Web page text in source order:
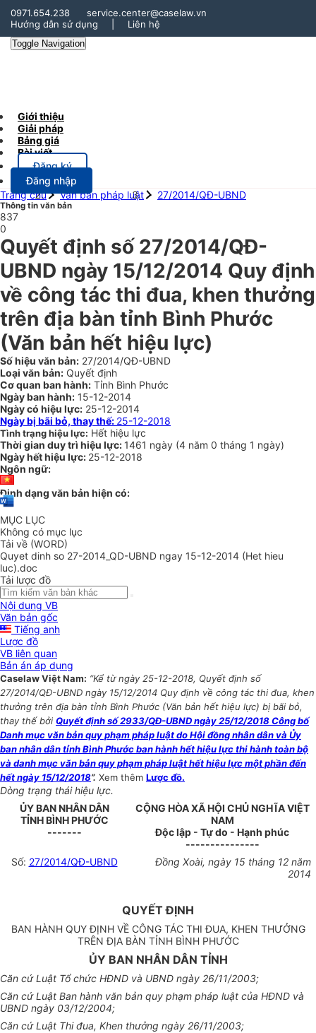
0971.654.238
service.center@caselaw.vn
Hướng dẫn sử dụng
Liên hệ
Toggle Navigation
Giới thiệu
Giải pháp
Bảng giá
Bài viết
Đăng ký
Đăng nhập
Trang chủ
Văn bản pháp luật 27/2014/QĐ-UBND
Thông tin văn bản
837
0
Quyết định số 27/2014/QĐ-
UBND ngày 15/12/2014 Quy định
về công tác thi đua, khen thưởng
trên địa bàn tỉnh Bình Phước
(Văn bản hết hiệu lực)
Số hiệu văn bản: 27/2014/QĐ-UBND
Loại văn bản: Quyết định
Cơ quan ban hành: Tỉnh Bình Phước
Ngày ban hành: 15-12-2014
Ngày có hiệu lực: 25-12-2014
Ngày bị bãi bỏ, thay thế: 25-12-2018
Tình trạng hiệu lực: Hết hiệu lực
Thời gian duy trì hiệu lực: 1461 ngày (4 năm 0 tháng 1 ngày)
Ngày hết hiệu lực: 25-12-2018
Ngôn ngữ:
Định dạng văn bản hiện có:
MỤC LỤC
Không có mục lục
Tải về (WORD)
Quyet dinh so 27-2014_QD-UBND ngay 15-12-2014 (Het hieu
luc).doc
Tải lược đồ
Nội dung VB
Văn bản gốc
Tiếng anh
Lược đồ
VB liên quan
Bản án áp dụng
Caselaw Việt Nam: “Kể từ ngày 25-12-2018, Quyết định số
27/2014/QĐ-UBND ngày 15/12/2014 Quy định về công tác thi đua, khen
thưởng trên địa bàn tỉnh Bình Phước (Văn bản hết hiệu lực) bị bãi bỏ,
thay thế bởi Quyết định số 2933/QĐ-UBND ngày 25/12/2018 Công bố
Danh mục văn bản quy phạm pháp luật do Hội đồng nhân dân và Ủy
ban nhân dân tỉnh Bình Phước ban hành hết hiệu lực thi hành toàn bộ
và danh mục văn bản quy phạm pháp luật hết hiệu lực một phần đến
hết ngày 15/12/2018”. Xem thêm Lược đồ.
Dòng trạng thái hiệu lực.
ỦY BAN NHÂN DÂN
TỈNH BÌNH PHƯỚC
-------
CỘNG HÒA XÃ HỘI CHỦ NGHĨA VIỆT
NAM
Độc lập - Tự do - Hạnh phúc
---------------
Số: 27/2014/QĐ-UBND
Đồng Xoài, ngày 15 tháng 12 năm
2014
QUYẾT ĐỊNH
BAN HÀNH QUY ĐỊNH VỀ CÔNG TÁC THI ĐUA, KHEN THƯỞNG
TRÊN ĐỊA BÀN TỈNH BÌNH PHƯỚC
ỦY BAN NHÂN DÂN TỈNH
Căn cứ Luật Tổ chức HĐND và UBND ngày 26/11/2003;
Căn cứ Luật Ban hành văn bản quy phạm pháp luật của HĐND và
UBND ngày 03/12/2004;
Căn cứ Luật Thi đua, Khen thưởng ngày 26/11/2003;